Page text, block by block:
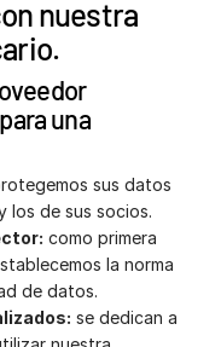
nuestra
una
sus datos
los de sus socios.
como primera
la norma
de datos.
se dedican a